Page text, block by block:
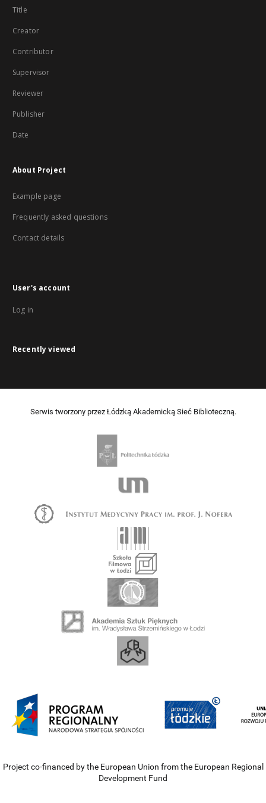
Title
Creator
Contributor
Supervisor
Reviewer
Publisher
Date
About Project
Example page
Frequently asked questions
Contact details
User's account
Log in
Recently viewed
Serwis tworzony przez Łódzką Akademicką Sieć Biblioteczną.
Project co-financed by the European Union from the European Regional
Development Fund